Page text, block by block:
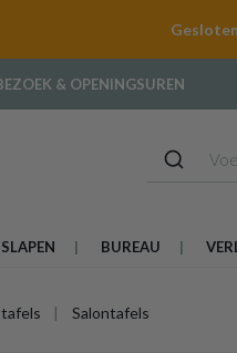
& OPENINGSUREN
SLAPEN BUREAU
Salontafels